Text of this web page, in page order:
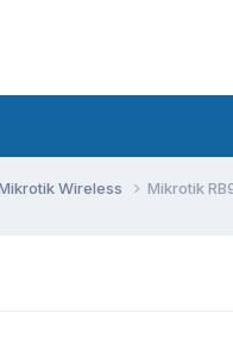
Wireless Mikrotik